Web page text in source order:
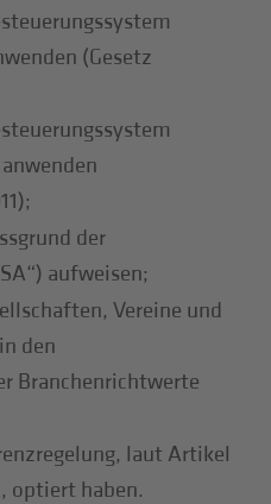
(Gesetz
der
aufweisen;
Vereine und
den
Branchenrichtwerte
laut Artikel
optiert haben.